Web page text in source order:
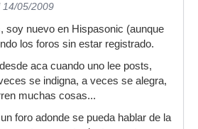
14/05/2009
soy nuevo en Hispasonic (aunque
los foros sin estar registrado.
aca cuando uno lee posts,
se indigna, a veces se alegra,
muchas cosas...
foro adonde se pueda hablar de la